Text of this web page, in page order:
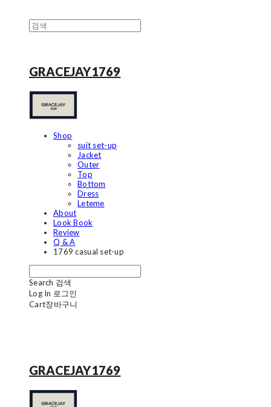
GRACEJAY1769
Shop
suit set-up
Jacket
Outer
Top
Bottom
Dress
Leteme
About
Look Book
Review
Q & A
1769 casual set-up
Search 검색
Log In 로그인
Cart장바구니
GRACEJAY1769